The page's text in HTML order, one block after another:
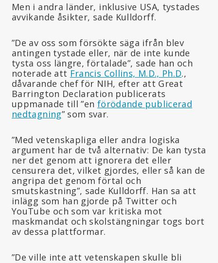
Men i andra länder, inklusive USA, tystades
avvikande åsikter, sade Kulldorff.
”De av oss som försökte säga ifrån blev
antingen tystade eller, när de inte kunde
tysta oss längre, förtalade”, sade han och
noterade att Francis Collins, M.D., Ph.D.,
dåvarande chef för NIH, efter att Great
Barrington Declaration publicerats
uppmanade till ”en förödande publicerad
nedtagning” som svar.
”Med vetenskapliga eller andra logiska
argument har de två alternativ: De kan tysta
ner det genom att ignorera det eller
censurera det, vilket gjordes, eller så kan de
angripa det genom förtal och
smutskastning”, sade Kulldorff. Han sa att
inlägg som han gjorde på Twitter och
YouTube och som var kritiska mot
maskmandat och skolstängningar togs bort
av dessa plattformar.
”De ville inte att vetenskapen skulle bli